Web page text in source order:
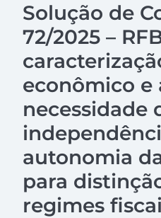
Solução de
72/2025 –
econômico e
necessidade
autonomia
para
regimes